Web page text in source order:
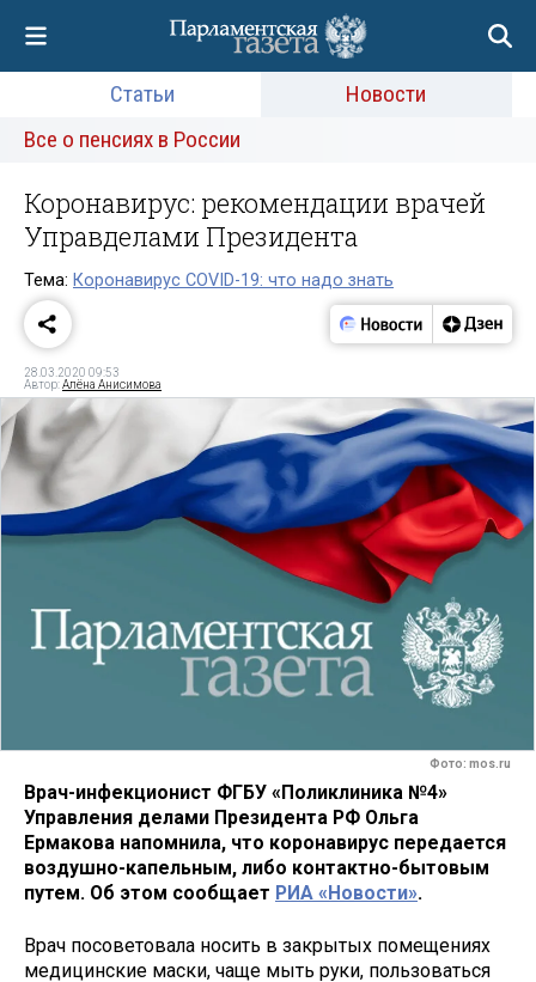
Статьи
Новости
Все о пенсиях в России
Коронавирус: рекомендации врачей
Управделами Президента
Тема: Коронавирус COVID-19: что надо знать
28.03.2020 09:53
Автор:Алёна Анисимова
Фото: mos.ru
Врач-инфекционист ФГБУ «Поликлиника №4»
Управления делами Президента РФ Ольга
Ермакова напомнила, что коронавирус передается
воздушно-капельным, либо контактно-бытовым
путем. Об этом сообщает РИА «Новости».
Врач посоветовала носить в закрытых помещениях
медицинские маски, чаще мыть руки, пользоваться